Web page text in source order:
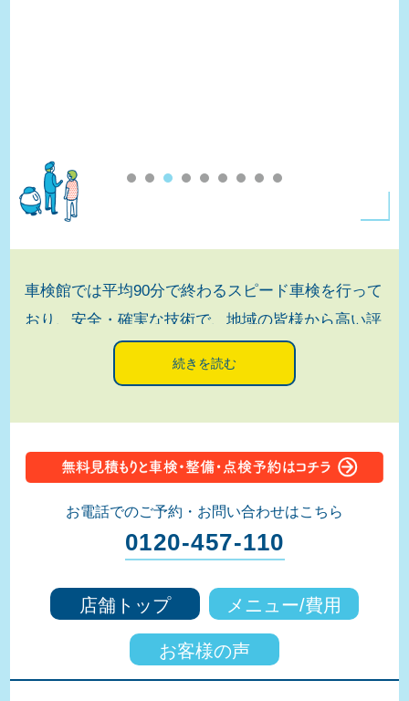
車検館では平均90分で終わるスピード車検を行って
おり、安全・確実な技術で、地域の皆様から高い評
価をいただいています。快適に待ち時間を過ごせる
よう、無料ドリンク、雑誌をご用意、マッサージチ
貸し出しもありますので、車検完了までを思いのま
い、各種クレジットカードも使用可能です。定期点
検・塗装・鈑金・任意保険のご相談など、大切な愛
車検終了後は室内清掃付きの洗車をしていま
お電話でのご予約・お問い合わせはこちら
0120-457-110
店舗トップ メニュー/費用
お客様の声